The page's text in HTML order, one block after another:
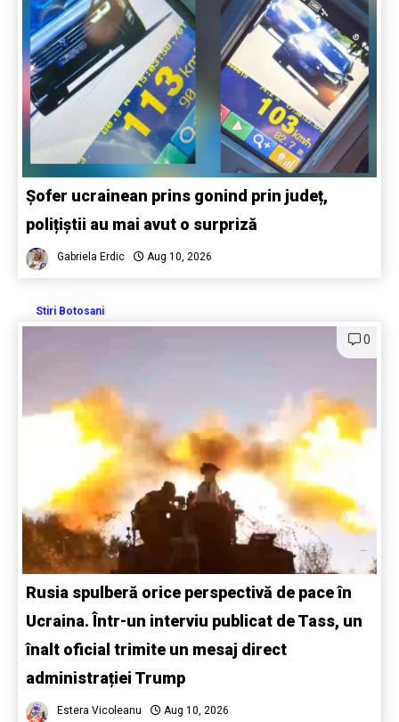
Șofer ucrainean prins gonind prin județ,
polițiștii au mai avut o surpriză
Gabriela Erdic Aug 10, 2026
Stiri Botosani
0
Rusia spulberă orice perspectivă de pace în
Ucraina. Într-un interviu publicat de Tass, un
înalt oficial trimite un mesaj direct
administrației Trump
Estera Vicoleanu Aug 10, 2026